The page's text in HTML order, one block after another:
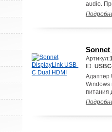
audio.
Sonnet
Артикул:
ID:
Адаптер
Windows
питания